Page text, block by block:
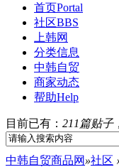
首页Portal
社区BBS
上韩网
分类信息
中韩自贸
商家动态
帮助Help
目前已有： 211篇贴子
中韩自贸商品网 »社区 ›